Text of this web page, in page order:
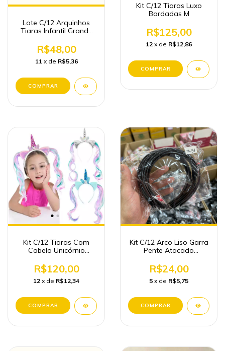
Lote C/12 Arquinhos
Tiaras Infantil Grande
R$48,00
11 x de R$5,36
Kit C/12 Tiaras Luxo
Bordadas M
R$125,00
12 x de R$12,86
Kit C/12 Tiaras Com
Cabelo Unicórnio
R$120,00
12 x de R$12,34
Kit C/12 Arco Liso Garra
Pente Atacado
R$24,00
5 x de R$5,75